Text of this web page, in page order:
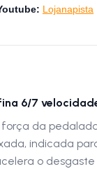
Lojanapista
6/7
da
indicada
o